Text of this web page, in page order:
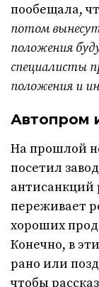
пообещала,
потом
положения
специалисты
положения и
Автопром
На прошлой
посетил
антисанкций
переживает
хороших
Конечно, в
рано или
чтобы